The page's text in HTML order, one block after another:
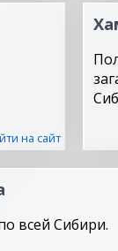
на сайт
всей Сибири.